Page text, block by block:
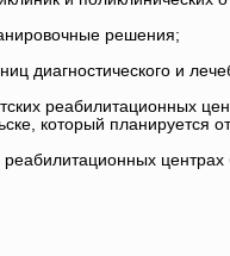
решения;
диагностического и
реабилитационных
который планируется